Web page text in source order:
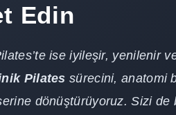
Edin
ise iyileşir, yenilenir
Pilates sürecini, anatomi
dönüştürüyoruz. Sizi de